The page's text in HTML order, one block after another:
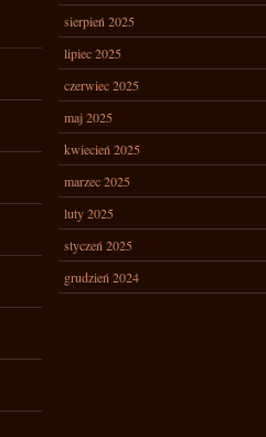
sierpień 2025
lipiec 2025
czerwiec 2025
maj 2025
kwiecień 2025
marzec 2025
luty 2025
styczeń 2025
grudzień 2024